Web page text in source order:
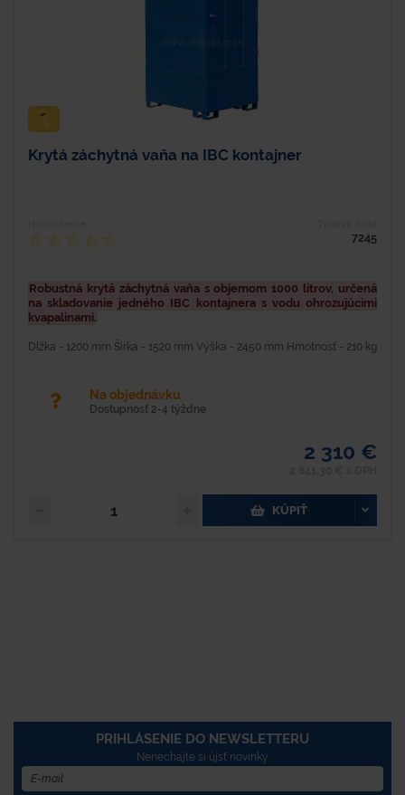
Krytá záchytná vaňa na IBC kontajner
7245
Robustná krytá záchytná vaňa s objemom 1000 litrov, určená
na skladovanie jedného IBC kontajnera s vodu ohrozujúcimi
kvapalinami.
Dĺžka - 1200 mm Šírka - 1520 mm Výška - 2450 mm Hmotnosť - 210 kg
Na objednávku
Dostupnosť 2-4 týždne
2 310 €
KÚPIŤ
PRIHLÁSENIE DO NEWSLETTERU
Nenechajte si újsť novinky